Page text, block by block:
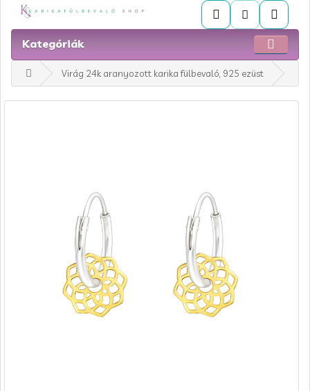
Kategóriák
Virág 24k aranyozott karika fülbevaló, 925 ezüst